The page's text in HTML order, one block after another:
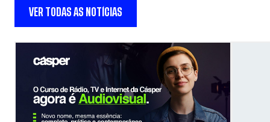
VER TODAS AS NOTÍCIAS